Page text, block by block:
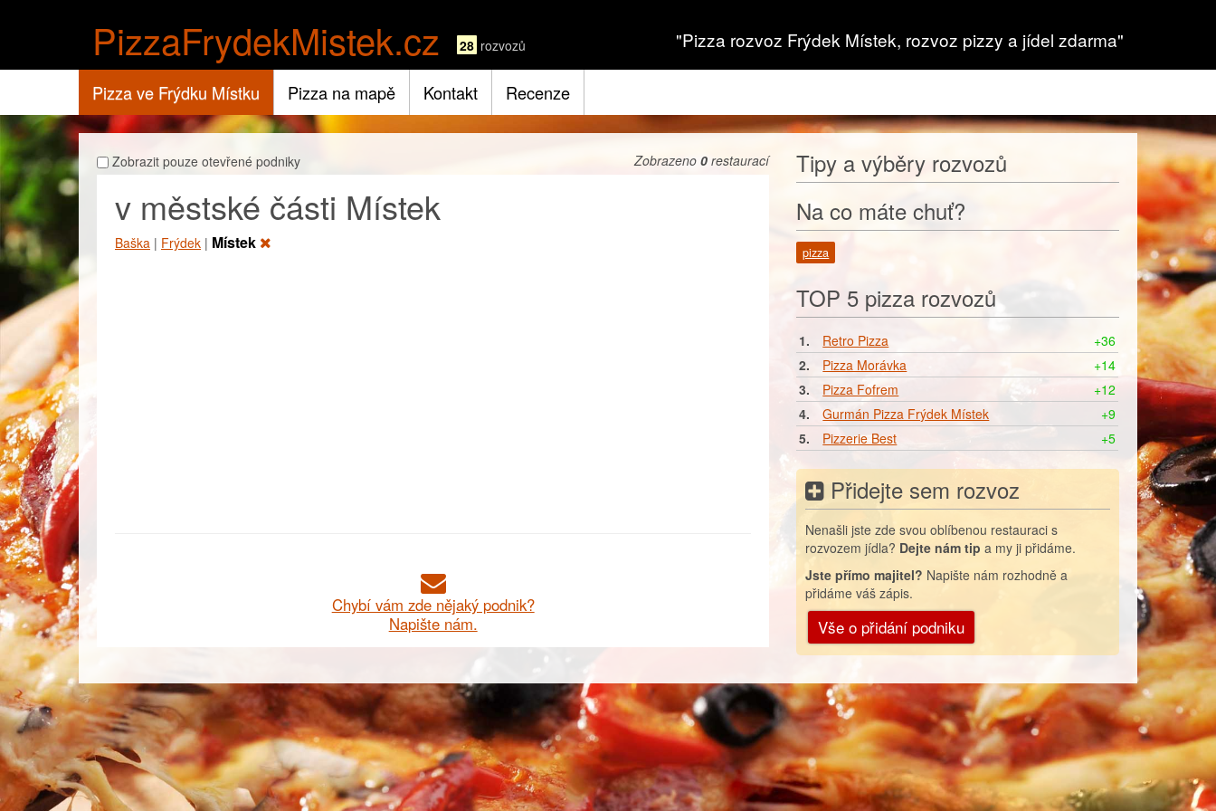
PizzaFrydekMistek.cz 28 rozvozů "Pizza rozvoz Frýdek Místek, rozvoz pizzy a jídel zdarma"
Pizza ve Frýdku Místku Pizza na mapě Kontakt Recenze
Zobrazit pouze otevřené podniky Zobrazeno0 restaurací
v městské části Místek
Baška | Frýdek | Místek
Chybí vám zde nějaký podnik?
Napište nám.
Tipy a výběry rozvozů
Na co máte chuť?
pizza
TOP 5 pizza rozvozů
1. Retro Pizza
+36
2.
Pizza Morávka
+14
3.
Pizza Fofrem
+12
4.
Gurmán Pizza Frýdek Místek
+9
5.
Pizzerie Best +5
Přidejte sem rozvoz
Nenašli jste zde svou oblíbenou restauraci s
rozvozem jídla? Dejte nám tip a my ji přidáme.
Jste přímo majitel? Napište nám rozhodně a
přidáme váš zápis.
Vše o přidání podniku